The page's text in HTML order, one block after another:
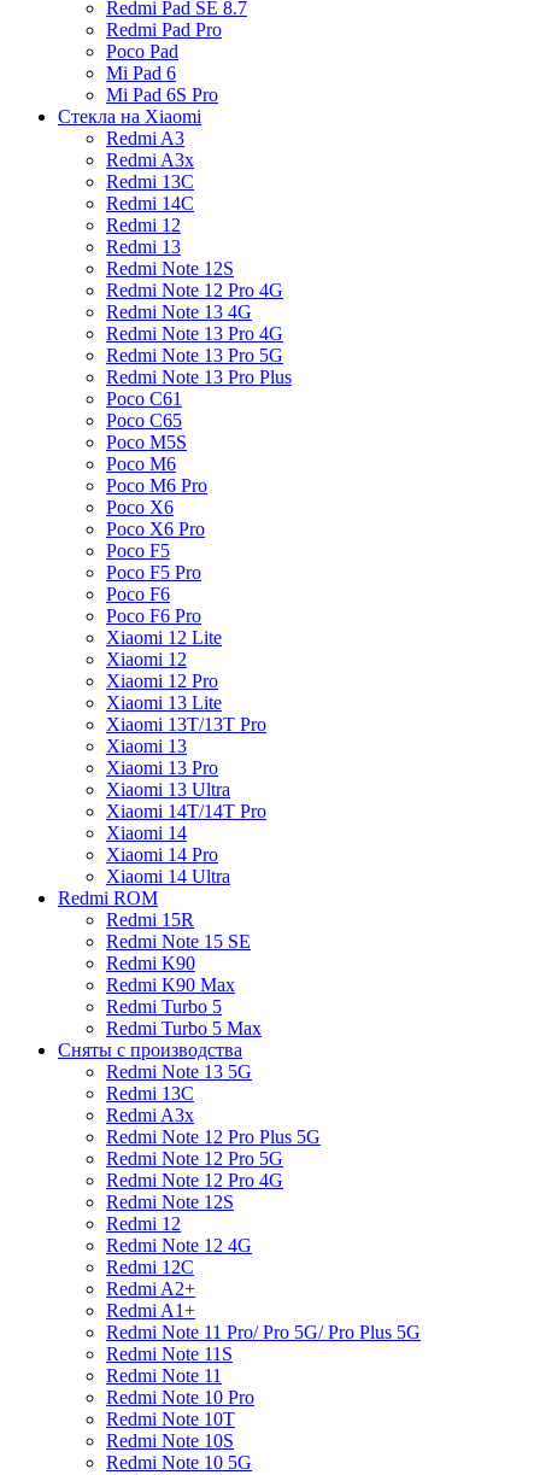
Redmi Pad SE 8.7
Redmi Pad Pro
Poco Pad
Mi Pad 6
Mi Pad 6S Pro
Стекла на Xiaomi
Redmi A3
Redmi A3x
Redmi 13C
Redmi 14C
Redmi 12
Redmi 13
Redmi Note 12S
Redmi Note 12 Pro 4G
Redmi Note 13 4G
Redmi Note 13 Pro 4G
Redmi Note 13 Pro 5G
Redmi Note 13 Pro Plus
Poco C61
Poco C65
Poco M5S
Poco M6
Poco M6 Pro
Poco X6
Poco X6 Pro
Poco F5
Poco F5 Pro
Poco F6
Poco F6 Pro
Xiaomi 12 Lite
Xiaomi 12
Xiaomi 12 Pro
Xiaomi 13 Lite
Xiaomi 13T/13T Pro
Xiaomi 13
Xiaomi 13 Pro
Xiaomi 13 Ultra
Xiaomi 14T/14T Pro
Xiaomi 14
Xiaomi 14 Pro
Xiaomi 14 Ultra
Redmi ROM
Redmi 15R
Redmi Note 15 SE
Redmi K90
Redmi K90 Max
Redmi Turbo 5
Redmi Turbo 5 Max
Сняты с производства
Redmi Note 13 5G
Redmi 13C
Redmi A3x
Redmi Note 12 Pro Plus 5G
Redmi Note 12 Pro 5G
Redmi Note 12 Pro 4G
Redmi Note 12S
Redmi 12
Redmi Note 12 4G
Redmi 12C
Redmi A2+
Redmi A1+
Redmi Note 11 Pro/ Pro 5G/ Pro Plus 5G
Redmi Note 11S
Redmi Note 11
Redmi Note 10 Pro
Redmi Note 10T
Redmi Note 10S
Redmi Note 10 5G